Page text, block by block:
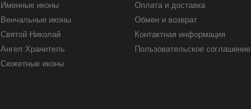
Именные иконы
Венчальные иконы
Святой Николай
Ангел Хранитель
Сюжетные иконы
Оплата и доставка
Обмен и возврат
Контактная информация
Пользовательское соглашение